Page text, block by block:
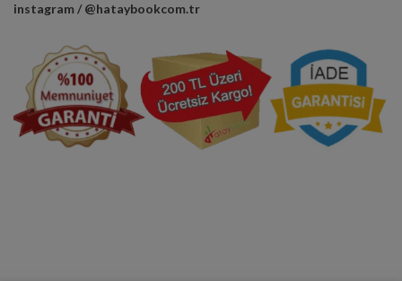
instagram / @hataybookcom.tr